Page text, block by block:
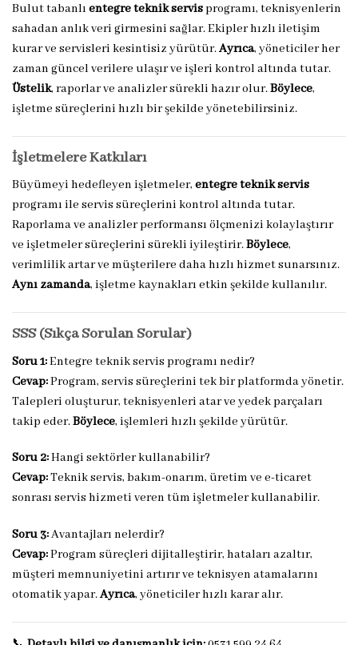
Bulut tabanlı entegre teknik servisprogramı, teknisyenlerin
sahadan anlık veri girmesini sağlar. Ekipler hızlı iletişim
kurar ve servisleri kesintisiz yürütür.Ayrıca, yöneticiler her
zaman güncel verilere ulaşır ve işleri kontrol altında tutar.
Üstelik, raporlar ve analizler sürekli hazır olur.Böylece,
işletme süreçlerini hızlı bir şekilde yönetebilirsiniz.
İşletmelere Katkıları
Büyümeyi hedefleyen işletmeler, entegre teknik servis
programı ile servis süreçlerini kontrol altında tutar.
Raporlama ve analizler performansı ölçmenizi kolaylaştırır
ve işletmeler süreçlerini sürekli iyileştirir.Böylece,
verimlilik artar ve müşterilere daha hızlı hizmet sunarsınız.
Aynı zamanda, işletme kaynakları etkin şekilde kullanılır.
SSS (Sıkça Sorulan Sorular)
Soru 1:Entegre teknik servis programı nedir?
Cevap:Program, servis süreçlerini tek bir platformda yönetir.
Talepleri oluşturur, teknisyenleri atar ve yedek parçaları
takip eder.Böylece, işlemleri hızlı şekilde yürütür.
Soru 2:Hangi sektörler kullanabilir?
Cevap:Teknik servis, bakım-onarım, üretim ve e-ticaret
sonrası servis hizmeti veren tüm işletmeler kullanabilir.
Soru 3:Avantajları nelerdir?
Cevap:Program süreçleri dijitalleştirir, hataları azaltır,
müşteri memnuniyetini artırır ve teknisyen atamalarını
otomatik yapar.Ayrıca, yöneticiler hızlı karar alır.